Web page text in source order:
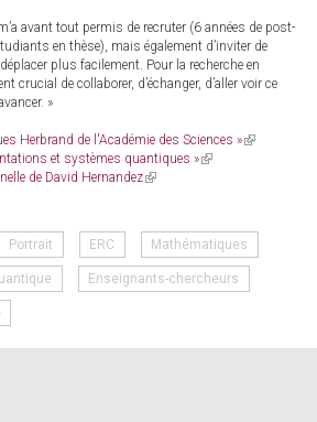
avant tout permis de recruter (6 années de post-
en thèse), mais également d’inviter de
plus facilement. Pour la recherche en
crucial de collaborer, d’échanger, d’aller voir ce
»
Herbrand de l'Académie des Sciences »(link
et systèmes quantiques »(link
de David Hernandez(link
Portrait ERC Mathématiques
Enseignants-chercheurs